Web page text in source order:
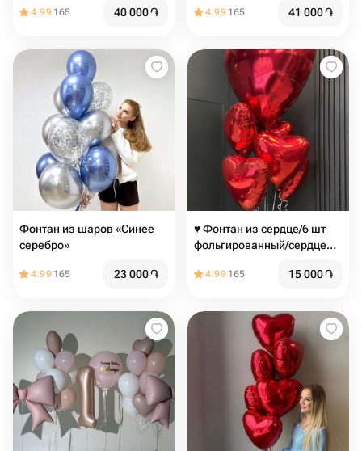
4.99 165 40 000֏
руководителя, для девушки
Шаров
4.99 165 41 000֏
Фонтан из шаров «Синее
серебро»
4.99 165 23 000֏
♥️ Фонтан из сердце/6 шт
фольгированный/сердце
4.99 165 15 000֏